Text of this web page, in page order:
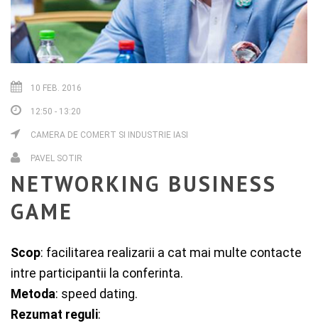
10 FEB. 2016
12:50 - 13:20
CAMERA DE COMERT SI INDUSTRIE IASI
PAVEL SOTIR
NETWORKING BUSINESS
GAME
Scop: facilitarea realizarii a cat mai multe contacte
intre participantii la conferinta.
Metoda: speed dating.
Rezumat reguli: